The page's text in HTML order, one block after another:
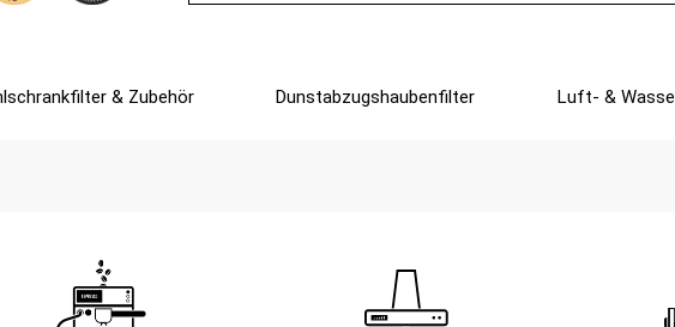
& Zubehör Dunstabzugshaubenfilter Luft- &